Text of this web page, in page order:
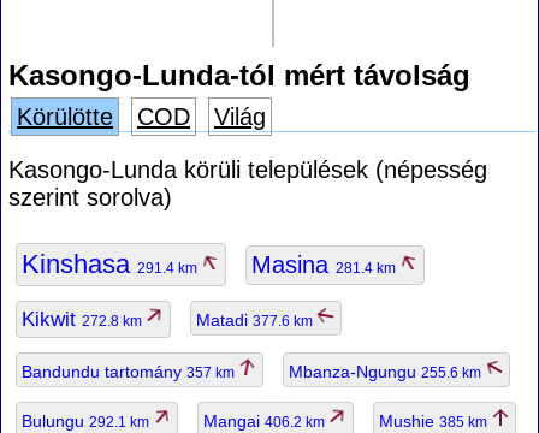
Kasongo-Lunda-tól mért távolság
Körülötte COD
Világ
Kasongo-Lunda körüli települések (népesség
szerint sorolva)
Kinshasa 291.4 km Masina 281.4 km
Kikwit 272.8 km Matadi 377.6 km
Bandundu tartomány 357 km Mbanza-Ngungu 255.6 km
Bulungu 292.1 km Mangai 406.2 km Mushie 385 km